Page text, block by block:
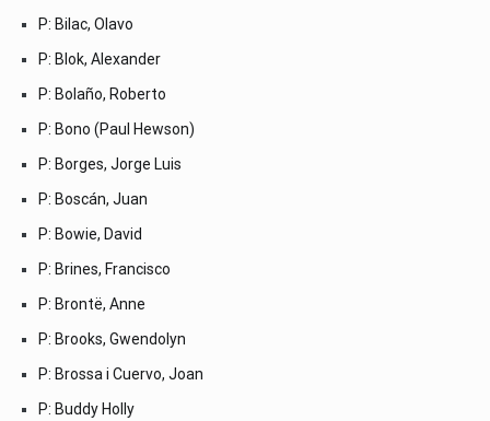
P: Bilac, Olavo
P: Blok, Alexander
P: Bolaño, Roberto
P: Bono (Paul Hewson)
P: Borges, Jorge Luis
P: Boscán, Juan
P: Bowie, David
P: Brines, Francisco
P: Brontë, Anne
P: Brooks, Gwendolyn
P: Brossa i Cuervo, Joan
P: Buddy Holly